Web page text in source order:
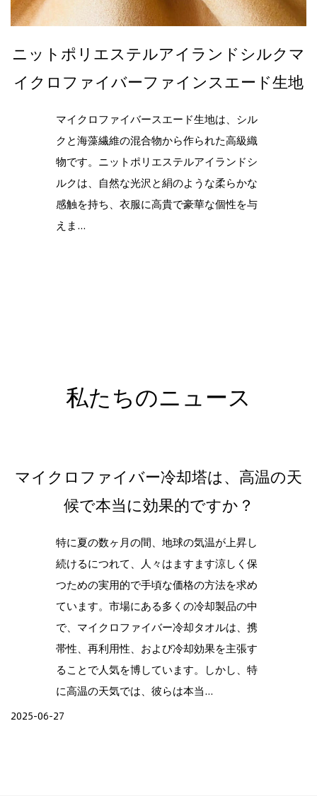
ニットポリエステルアイランドシルクマ
イクロファイバーファインスエード生地
マイクロファイバースエード生地は、シル
クと海藻繊維の混合物から作られた高級織
物です。ニットポリエステルアイランドシ
ルクは、自然な光沢と絹のような柔らかな
感触を持ち、衣服に高貴で豪華な個性を与
えま...
私たちのニュース
マイクロファイバー冷却塔は、高温の天
候で本当に効果的ですか？
特に夏の数ヶ月の間、地球の気温が上昇し
続けるにつれて、人々はますます涼しく保
つための実用的で手頃な価格の方法を求め
ています。市場にある多くの冷却製品の中
で、マイクロファイバー冷却タオルは、携
帯性、再利用性、および冷却効果を主張す
ることで人気を博しています。しかし、特
に高温の天気では、彼らは本当...
2025-06-27